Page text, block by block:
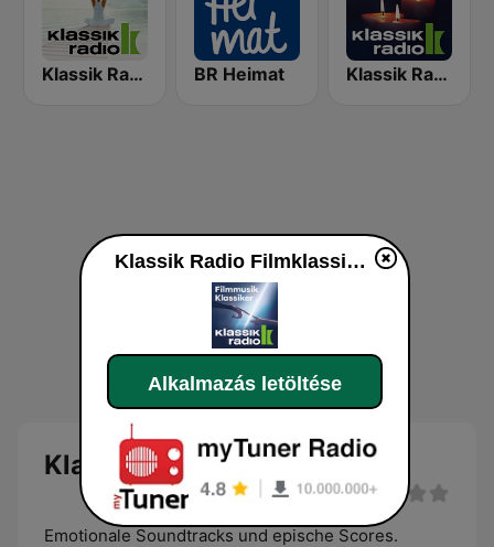
Klassik Radio Healing Spirit BR Heimat Klassik Radio Klassische Weihnachten
Klassik Radio Filmklassiker
Emotionale Soundtracks und epische Scores.
Klassik Radio Filmklassiker
Alkalmazás letöltése